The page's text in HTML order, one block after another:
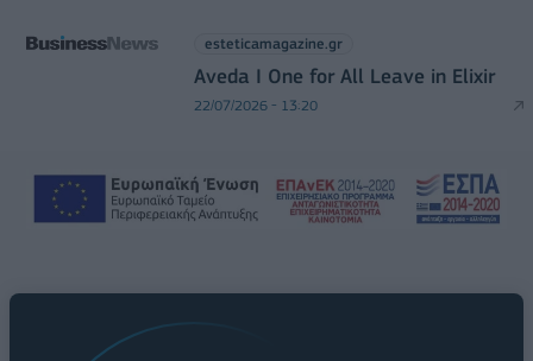
esteticamagazine.gr
Aveda I One for All Leave in Elixir
22/07/2026 - 13:20